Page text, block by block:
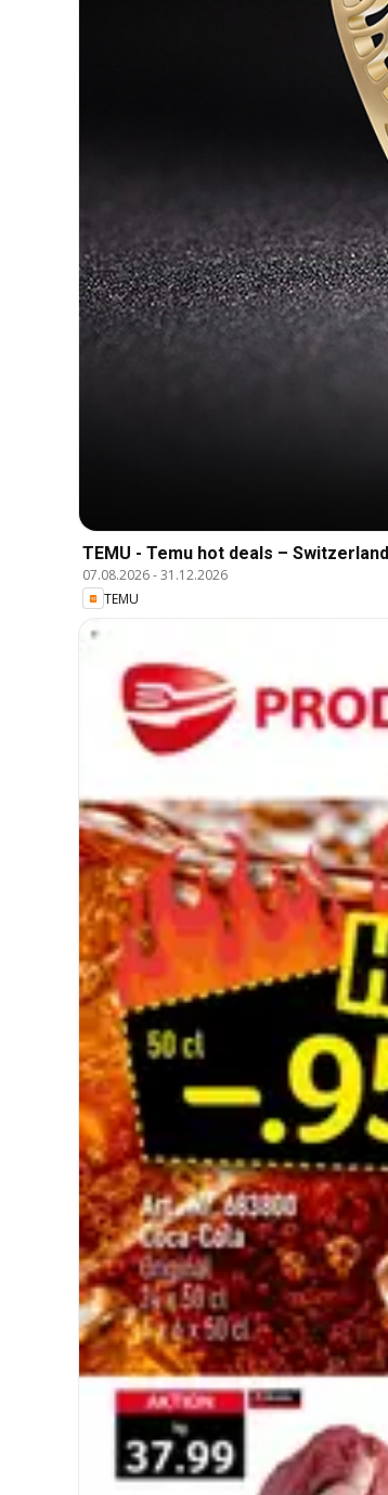
TEMU - Temu hot deals – Switzerland
07.08.2026-31.12.2026
TEMU